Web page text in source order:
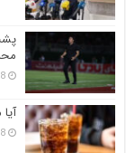
18
18